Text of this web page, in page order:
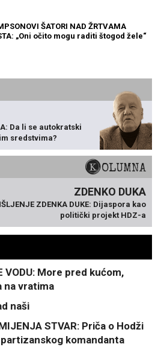
ŠATORI NAD ŽRTVAMA
„Oni očito mogu raditi štogod žele“
Da li se autokratski
sredstvima?
KOLUMNA
ZDENKO DUKA
ZDENKA DUKE: Dijaspora kao
politički projekt HDZ-a
VODU: More pred kućom,
na vratima
naši
STVAR: Priča o Hodži
komandanta